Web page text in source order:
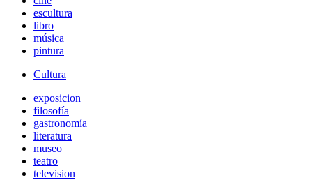
escultura
libro
música
pintura
Cultura
exposicion
filosofía
gastronomía
literatura
museo
teatro
television